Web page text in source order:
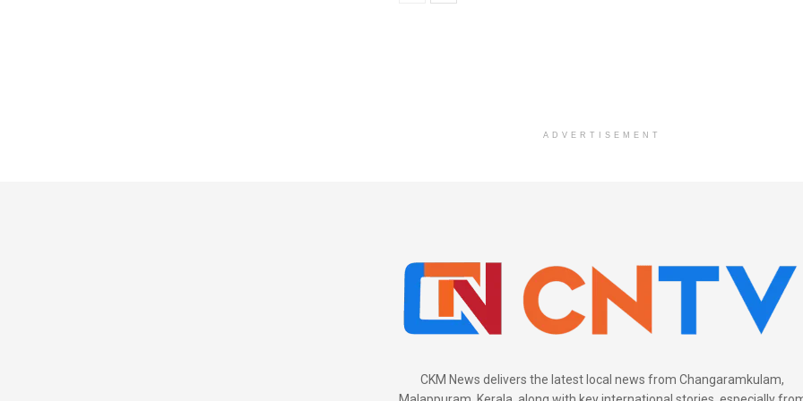
ADVERTISEMENT
CKM News delivers the latest local news from Changaramkulam,